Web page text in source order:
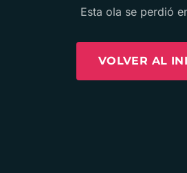
Esta ola se perdió
VOLVER AL